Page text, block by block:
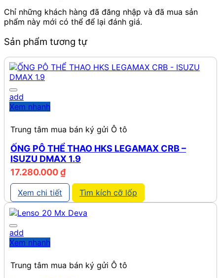
Chỉ những khách hàng đã đăng nhập và đã mua sản
phẩm này mới có thể để lại đánh giá.
Sản phẩm tương tự
add
Xem nhanh
Trung tâm mua bán ký gửi Ô tô
ỐNG PÔ THỂ THAO HKS LEGAMAX CRB –
ISUZU DMAX 1.9
17.280.000₫
Xem chi tiết Tìm kích cỡ lốp
add
Xem nhanh
Trung tâm mua bán ký gửi Ô tô